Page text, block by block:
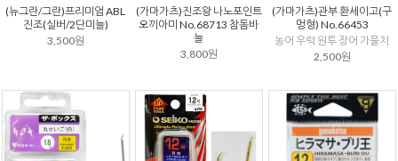
(뉴그란/그란)프리미엄 ABL
진조(실버/2단미늘)
3,500원
(가마가츠)진조왕 나노포인트
오끼아미 No.68713 참돔바
늘
3,800원
(가마가츠)관부 환세이고(구
멍형) No.66453
농어 우럭 원투 장어 가물치
2,500원